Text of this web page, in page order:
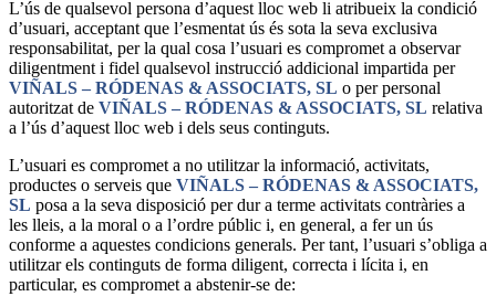
L’ús de qualsevol persona d’aquest lloc web li atribueix la condició
d’usuari, acceptant que l’esmentat ús és sota la seva exclusiva
responsabilitat, per la qual cosa l’usuari es compromet a observar
diligentment i fidel qualsevol instrucció addicional impartida per
VIÑALS – RÓDENAS & ASSOCIATS, SL o per personal
autoritzat de VIÑALS – RÓDENAS & ASSOCIATS, SL relativa
a l’ús d’aquest lloc web i dels seus continguts.
L’usuari es compromet a no utilitzar la informació, activitats,
productes o serveis que VIÑALS – RÓDENAS & ASSOCIATS,
SL posa a la seva disposició per dur a terme activitats contràries a
les lleis, a la moral o a l’ordre públic i, en general, a fer un ús
conforme a aquestes condicions generals. Per tant, l’usuari s’obliga a
utilitzar els continguts de forma diligent, correcta i lícita i, en
particular, es compromet a abstenir-se de: